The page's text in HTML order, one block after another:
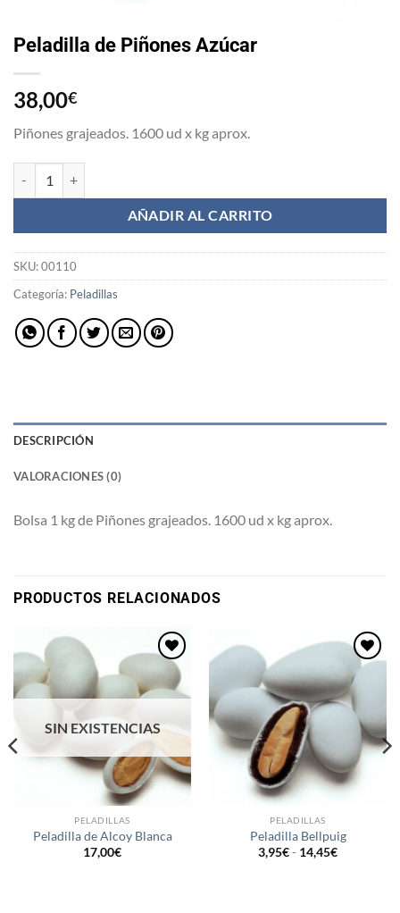
Peladilla de Piñones Azúcar
38,00€
Piñones grajeados. 1600 ud x kg aprox.
AÑADIR AL CARRITO
SKU:00110
Categoría: Peladillas
DESCRIPCIÓN
VALORACIONES (0)
Bolsa 1 kg de Piñones grajeados. 1600 ud x kg aprox.
PRODUCTOS RELACIONADOS
Añadir
lista de
SIN EXISTENCIAS
PELADILLAS
Peladilla de Alcoy Blanca
17,00€
lista de
deseos
PELADILLAS
Peladilla Bellpuig
3,95€- 14,45€Rango